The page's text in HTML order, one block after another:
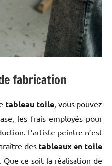
fabrication
tableau toile, vous pouvez
les frais employés pour
L’artiste peintre n’est
des tableaux en toile
ce soit la réalisation de